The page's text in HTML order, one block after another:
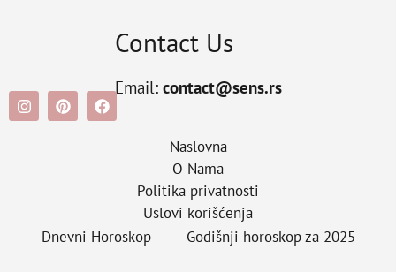
Contact Us
Email: contact@sens.rs
Naslovna
O Nama
Politika privatnosti
Uslovi korišćenja
Dnevni Horoskop
Godišnji horoskop za 2025